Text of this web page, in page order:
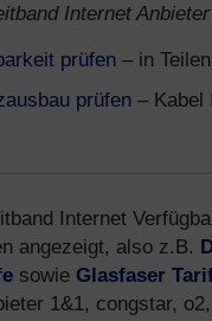
Internet
prüfen – in
prüfen – Kabel
Internet
angezeigt, also z.B.
sowie Glasfaser
1&1, congstar,